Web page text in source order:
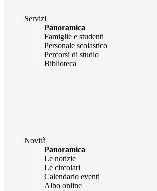
Servizi
Panoramica
Famiglie e studenti
Personale scolastico
Percorsi di studio
Biblioteca
Novità
Panoramica
Le notizie
Le circolari
Calendario eventi
Albo online